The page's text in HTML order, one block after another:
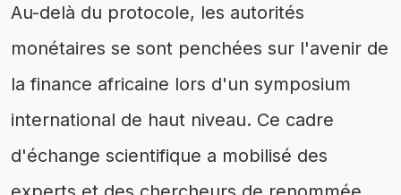
Au-delà du protocole, les autorités
monétaires se sont penchées sur l'avenir de
la finance africaine lors d'un symposium
international de haut niveau. Ce cadre
d'échange scientifique a mobilisé des